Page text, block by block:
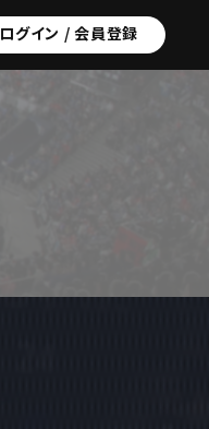
ログイン /会員登録